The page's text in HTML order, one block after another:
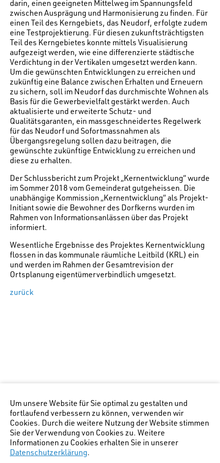
darin, einen geeigneten Mittelweg im Spannungsfeld
zwischen Ausprägung und Harmonisierung zu finden. Für
einen Teil des Kerngebiets, das Neudorf, erfolgte zudem
eine Testprojektierung. Für diesen zukunftsträchtigsten
Teil des Kerngebietes konnte mittels Visualisierung
aufgezeigt werden, wie eine differenzierte städtische
Verdichtung in der Vertikalen umgesetzt werden kann.
Um die gewünschten Entwicklungen zu erreichen und
zukünftig eine Balance zwischen Erhalten und Erneuern
zu sichern, soll im Neudorf das durchmischte Wohnen als
Basis für die Gewerbevielfalt gestärkt werden. Auch
aktualisierte und erweiterte Schutz- und
Qualitätsgaranten, ein massgeschneidertes Regelwerk
für das Neudorf und Sofortmassnahmen als
Übergangsregelung sollen dazu beitragen, die
gewünschte zukünftige Entwicklung zu erreichen und
diese zu erhalten.
Der Schlussbericht zum Projekt „Kernentwicklung“ wurde
im Sommer 2018 vom Gemeinderat gutgeheissen. Die
unabhängige Kommission „Kernentwicklung“ als Projekt-
Initiant sowie die Bewohner des Dorfkerns wurden im
Rahmen von Informationsanlässen über das Projekt
informiert.
Wesentliche Ergebnisse des Projektes Kernentwicklung
flossen in das kommunale räumliche Leitbild (KRL) ein
und werden im Rahmen der Gesamtrevision der
Ortsplanung eigentümerverbindlich umgesetzt.
zurück
Um unsere Website für Sie optimal zu gestalten und
fortlaufend verbessern zu können, verwenden wir
Cookies. Durch die weitere Nutzung der Website stimmen
Sie der Verwendung von Cookies zu. Weitere
Informationen zu Cookies erhalten Sie in unserer
Datenschutzerklärung.